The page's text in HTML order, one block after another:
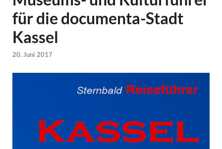
für die documenta-Stadt
Kassel
20. Juni 2017